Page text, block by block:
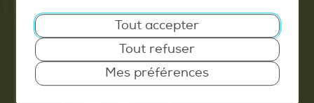
Commune de Conthey
Route de Savoie 54
1975
St-Séverin
Tout accepter
Tout refuser
Mes préférences